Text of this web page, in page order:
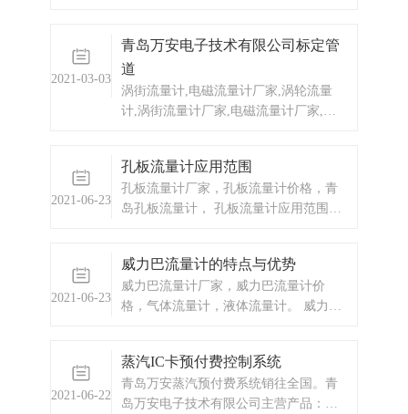
等，以及承接电气自动化项目。
2021-03-03
青岛万安电子技术有限公司标定管
道
涡街流量计,电磁流量计厂家,涡轮流量
计,涡街流量计厂家,电磁流量计厂家,液
茨表,分析仪器,液位计
2021-06-23
孔板流量计应用范围
孔板流量计厂家，孔板流量计价格，青
岛孔板流量计， 孔板流量计应用范围比
泛适用于冶金、电力、煤炭、化工、石
油、交通、建筑、轻纺、食品、医药、
农业、环境保护及人民日常生活等国民
2021-06-23
威力巴流量计的特点与优势
威力巴流量计厂家，威力巴流量计价
格，气体流量计，液体流量计。 威力巴
压管、管接头等所组成，除带截止阀的
形式结构较为复杂外，一般结构都比较
简单，总共才10多个部件。
2021-06-22
蒸汽IC卡预付费控制系统
青岛万安蒸汽预付费系统销往全国。青
岛万安电子技术有限公司主营产品：涡